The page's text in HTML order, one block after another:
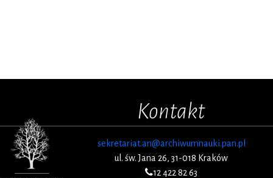
Kontakt
sekretariat.an@archiwumnauki.pan.pl
ul. św. Jana 26, 31-018 Kraków
12 422 82 63